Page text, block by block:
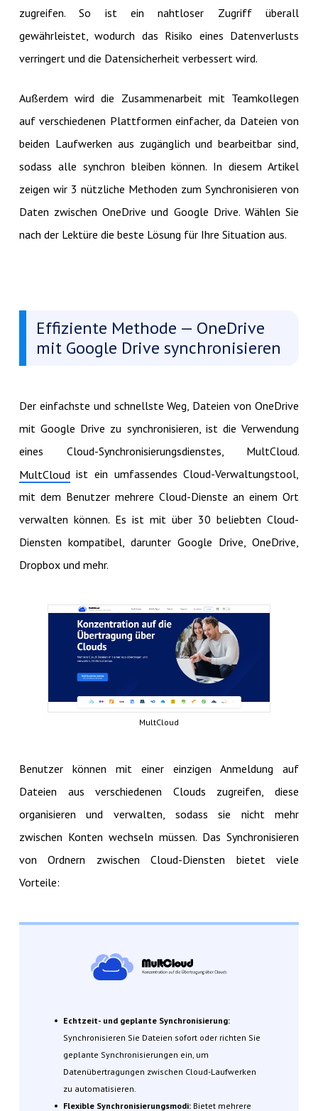
zugreifen. So ist ein nahtloser Zugriff überall
gewährleistet, wodurch das Risiko eines Datenverlusts
verringert und die Datensicherheit verbessert wird.
Außerdem wird die Zusammenarbeit mit Teamkollegen
auf verschiedenen Plattformen einfacher, da Dateien von
beiden Laufwerken aus zugänglich und bearbeitbar sind,
sodass alle synchron bleiben können. In diesem Artikel
zeigen wir 3 nützliche Methoden zum Synchronisieren von
Daten zwischen OneDrive und Google Drive. Wählen Sie
nach der Lektüre die beste Lösung für Ihre Situation aus.
Effiziente Methode — OneDrive
mit Google Drive synchronisieren
Der einfachste und schnellste Weg, Dateien von OneDrive
mit Google Drive zu synchronisieren, ist die Verwendung
eines Cloud-Synchronisierungsdienstes, MultCloud.
MultCloud ist ein umfassendes Cloud-Verwaltungstool,
mit dem Benutzer mehrere Cloud-Dienste an einem Ort
verwalten können. Es ist mit über 30 beliebten Cloud-
Diensten kompatibel, darunter Google Drive, OneDrive,
Dropbox und mehr.
MultCloud
Benutzer können mit einer einzigen Anmeldung auf
Dateien aus verschiedenen Clouds zugreifen, diese
organisieren und verwalten, sodass sie nicht mehr
zwischen Konten wechseln müssen. Das Synchronisieren
von Ordnern zwischen Cloud-Diensten bietet viele
Vorteile:
Echtzeit- und geplante Synchronisierung:
Synchronisieren Sie Dateien sofort oder richten Sie
geplante Synchronisierungen ein, um
Datenübertragungen zwischen Cloud-Laufwerken
zu automatisieren.
Flexible Synchronisierungsmodi: Bietet mehrere